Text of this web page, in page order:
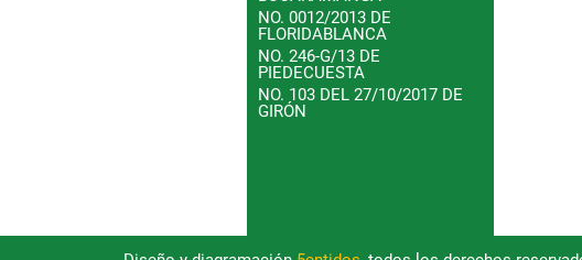
NO. 0012/2013 DE
FLORIDABLANCA
NO. 246-G/13 DE
PIEDECUESTA
NO. 103 DEL 27/10/2017 DE
GIRÓN